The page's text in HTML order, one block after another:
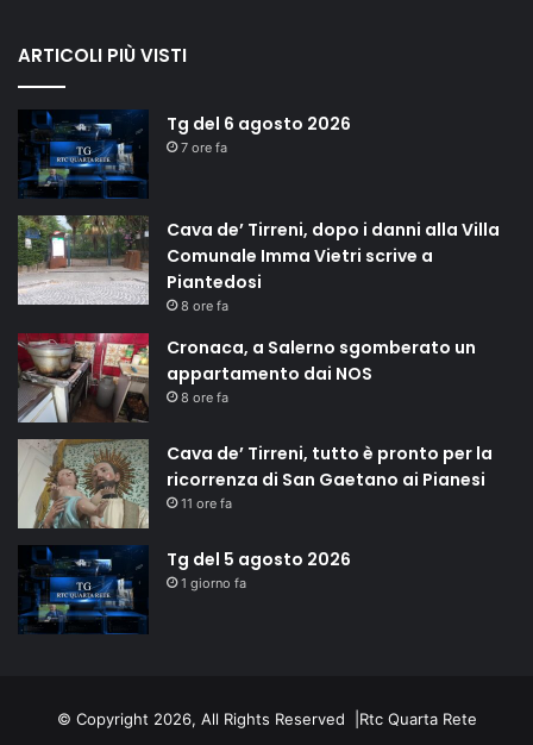
ARTICOLI PIÙ VISTI
Tg del 6 agosto 2026
7 ore fa
Cava de’ Tirreni, dopo i danni alla Villa
Comunale Imma Vietri scrive a
Piantedosi
8 ore fa
Cronaca, a Salerno sgomberato un
appartamento dai NOS
8 ore fa
Cava de’ Tirreni, tutto è pronto per la
ricorrenza di San Gaetano ai Pianesi
11 ore fa
Tg del 5 agosto 2026
1 giorno fa
© Copyright 2026, All Rights Reserved | Rtc Quarta Rete